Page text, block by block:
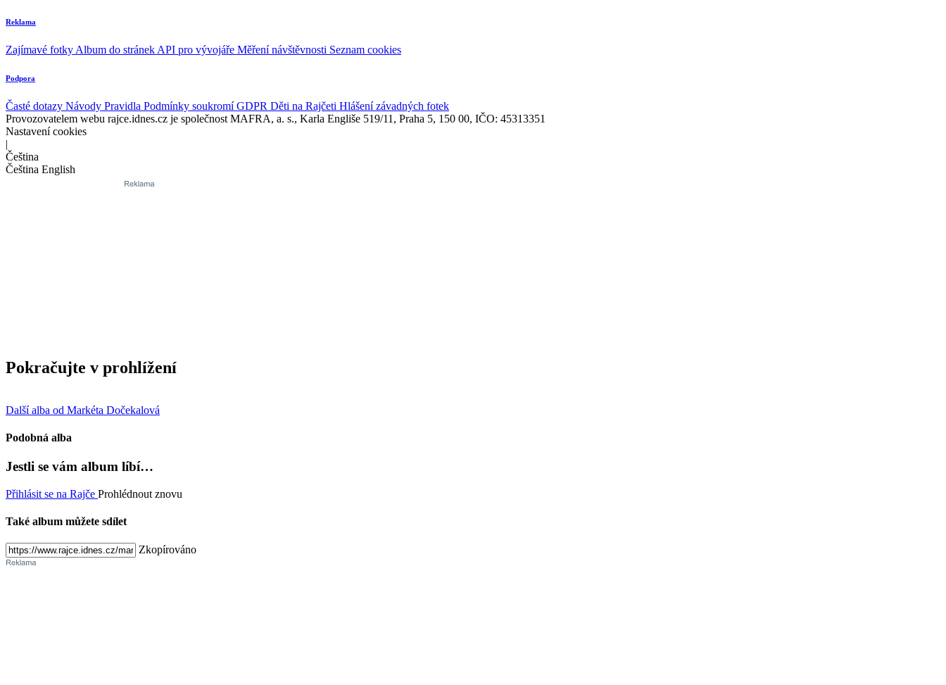
Reklama
Zajímavé fotky Album do stránek API pro vývojáře Měření návštěvnosti Seznam cookies
Podpora
Časté dotazy Návody Pravidla Podmínky soukromíGDPR Děti na Rajčeti Hlášení závadných fotek
Provozovatelem webu rajce.idnes.cz je společnost MAFRA, a. s., Karla Engliše 519/11, Praha 5, 150 00, IČO: 45313351
Nastavení cookies
|
Čeština
Čeština English
Pokračujte v prohlížení
Další alba od Markéta Dočekalová
Podobná alba
Jestli se vám album líbí…
Přihlásit se na Rajče Prohlédnout znovu
Také album můžete sdílet
Zkopírováno